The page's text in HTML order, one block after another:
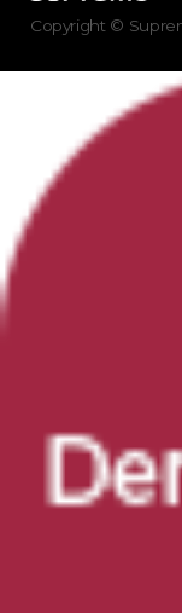
Copyright ©